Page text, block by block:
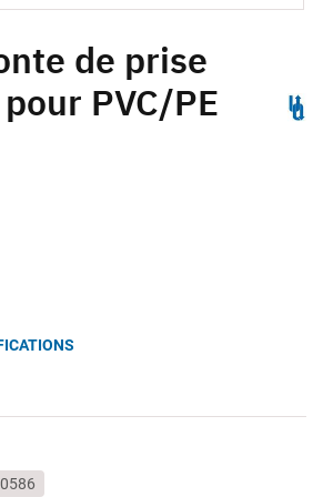
de prise
PVC/PE